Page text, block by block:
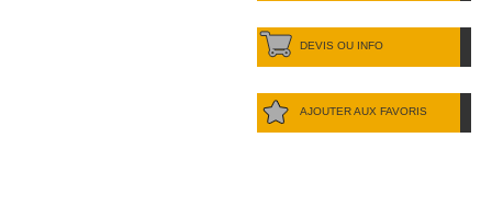
DEVIS OU INFO
AJOUTER AUX FAVORIS